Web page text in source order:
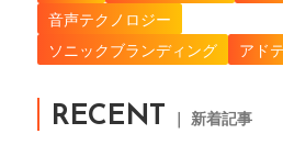
音声テクノロジー
ソニックブランディング
アド
RECENT ｜ 新着記事